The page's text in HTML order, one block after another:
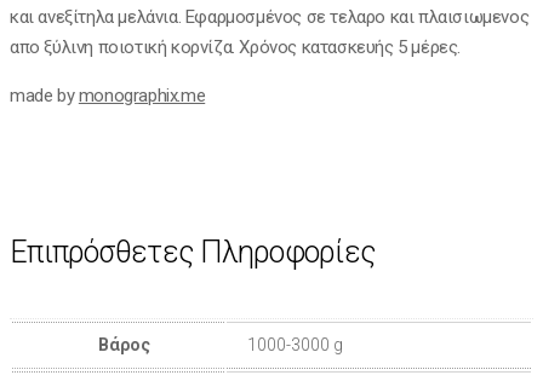
και ανεξίτηλα μελάνια. Εφαρμοσμένος σε τελαρο και πλαισιωμενος
απο ξύλινη ποιοτική κορνίζα. Χρόνος κατασκευής 5 μέρες.
made bymonographix.me
Επιπρόσθετες Πληροφορίες
Βάρος 1000-3000 g